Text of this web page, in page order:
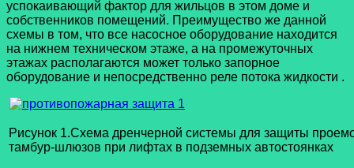
успокаивающий фактор для жильцов в этом доме и
собственников помещений. Преимущество же данной
схемы в том, что все насосное оборудование находится
на нижнем техническом этаже, а на промежуточных
этажах располагаются может только запорное
оборудование и непосредственно реле потока жидкости .
Рисунок 1.Схема дренчерной системы для защиты
тамбур-шлюзов при лифтах в подземных автостоянках